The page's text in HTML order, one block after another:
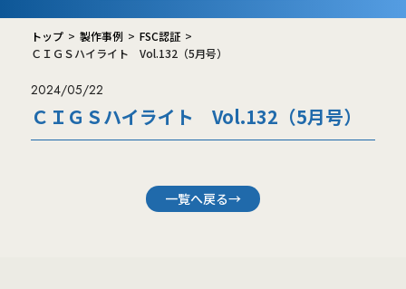
トップ 製作事例
FSC認証
ＣＩＧＳハイライト Vol.132（5月号）
2024/05/22
ＣＩＧＳハイライト Vol.132（5月号）
一覧へ戻る→